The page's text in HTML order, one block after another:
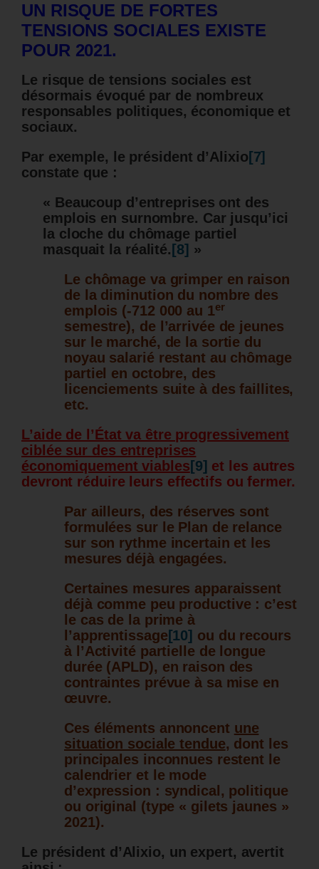
UN RISQUE DE FORTES
TENSIONS SOCIALES EXISTE
POUR 2021.
Le risque de tensions sociales est
désormais évoqué par de nombreux
responsables politiques, économique et
sociaux.
Par exemple, le président d’Alixio [7]
constate que :
« Beaucoup d’entreprises ont des
emplois en surnombre. Car jusqu’ici
la cloche du chômage partiel
masquait la réalité. [8] »
Le chômage va grimper en raison
de la diminution du nombre des
emplois (-712 000 au 1er
semestre), de l’arrivée de jeunes
sur le marché, de la sortie du
noyau salarié restant au chômage
partiel en octobre, des
licenciements suite à des faillites,
etc.
L’aide de l’État va être progressivement
ciblée sur des entreprises
économiquement viables [9] et les autres
devront réduire leurs effectifs ou fermer.
Par ailleurs, des réserves sont
formulées sur le Plan de relance
sur son rythme incertain et les
mesures déjà engagées.
Certaines mesures apparaissent
déjà comme peu productive : c’est
le cas de la prime à
l’apprentissage [10] ou du recours
à l’Activité partielle de longue
durée (APLD), en raison des
contraintes prévue à sa mise en
œuvre.
Ces éléments annoncent une
situation sociale tendue, dont les
principales inconnues restent le
calendrier et le mode
d’expression : syndical, politique
ou original (type « gilets jaunes »
2021).
Le président d’Alixio, un expert, avertit